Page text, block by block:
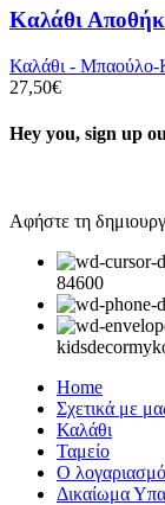
Καλάθι
Καλάθι - Μπαούλο-
27,50€
Hey you, sign up
Αφήστε τη
84600
Home
Σχετικά με
Καλάθι
Ταμείο
Ο
Δικαίωμα